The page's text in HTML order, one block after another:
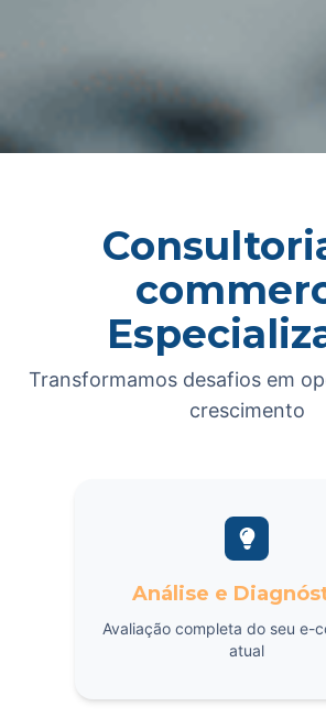
Transformamos desafios em
crescimento
Análise e
Avaliação completa do seu e-
atual